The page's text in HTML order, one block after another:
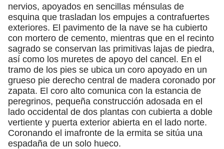
nervios, apoyados en sencillas ménsulas de
esquina que trasladan los empujes a contrafuertes
exteriores. El pavimento de la nave se ha cubierto
con mortero de cemento, mientras que en el recinto
sagrado se conservan las primitivas lajas de piedra,
así como los muretes de apoyo del cancel. En el
tramo de los pies se ubica un coro apoyado en un
grueso pie derecho central de madera coronado por
zapata. El coro alto comunica con la estancia de
peregrinos, pequeña construcción adosada en el
lado occidental de dos plantas con cubierta a doble
vertiente y puerta exterior abierta en el lado norte.
Coronando el imafronte de la ermita se sitúa una
espadaña de un solo hueco.